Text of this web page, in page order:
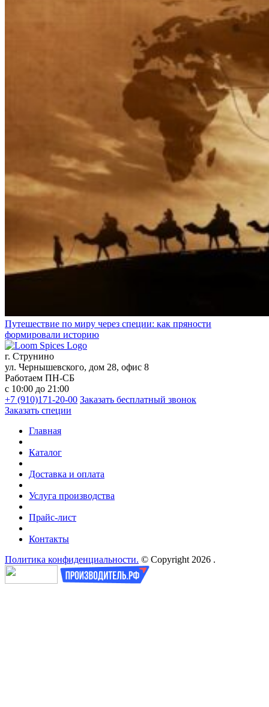
Путешествие по миру через специи: как пряности
формировали историю
г. Струнино
ул. Чернышевского, дом 28, офис 8
Работаем ПН-СБ
с 10:00 до 21:00
+7 (910)171-20-00 Заказать бесплатный звонок
Заказать специи
Главная
Каталог
Доставка и оплата
Услуга производства
Прайс-лист
Контакты
Политика конфиденциальности. © Copyright 2026 .